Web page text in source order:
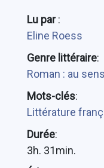
Lu par:
Eline Roess
Genre littéraire:
Roman : au
Mots-clés:
Littérature
Durée:
3h. 31min.